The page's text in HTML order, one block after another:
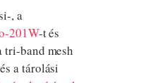
, a
201W-t és
tri-band mesh
a tárolási